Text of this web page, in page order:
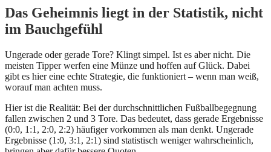
Das Geheimnis liegt in der Statistik, nicht
im Bauchgefühl
Ungerade oder gerade Tore? Klingt simpel. Ist es aber nicht. Die
meisten Tipper werfen eine Münze und hoffen auf Glück. Dabei
gibt es hier eine echte Strategie, die funktioniert – wenn man weiß,
worauf man achten muss.
Hier ist die Realität: Bei der durchschnittlichen Fußballbegegnung
fallen zwischen 2 und 3 Tore. Das bedeutet, dass gerade Ergebnisse
(0:0, 1:1, 2:0, 2:2) häufiger vorkommen als man denkt. Ungerade
Ergebnisse (1:0, 3:1, 2:1) sind statistisch weniger wahrscheinlich,